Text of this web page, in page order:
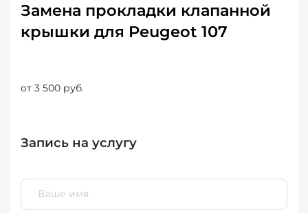
Замена прокладки клапанной
крышки для Peugeot 107
от 3 500 руб.
Запись на услугу